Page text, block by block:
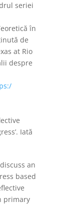
seriei
în
de
at Rio
despre
Iată
an
based
primary